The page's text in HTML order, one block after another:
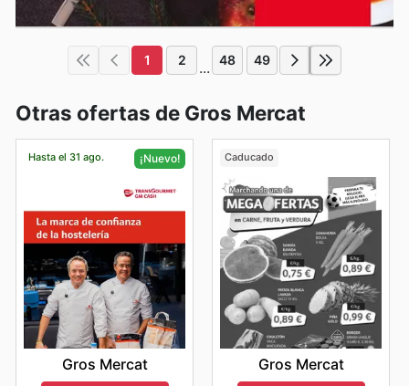
1 2 ... 48 49
Otras ofertas de Gros Mercat
Hasta el 31 ago. ¡Nuevo!
Gros Mercat
Caducado
Gros Mercat